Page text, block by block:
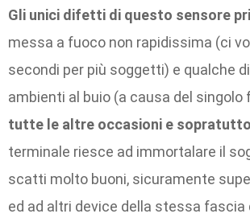
Gli unici difetti di questo sensore
messa a fuoco non rapidissima (ci
secondi per più soggetti) e qualche
ambienti al buio (a causa del singolo
tutte le altre occasioni e
terminale riesce ad immortalare il
scatti molto buoni, sicuramente
ed ad altri device della stessa fascia